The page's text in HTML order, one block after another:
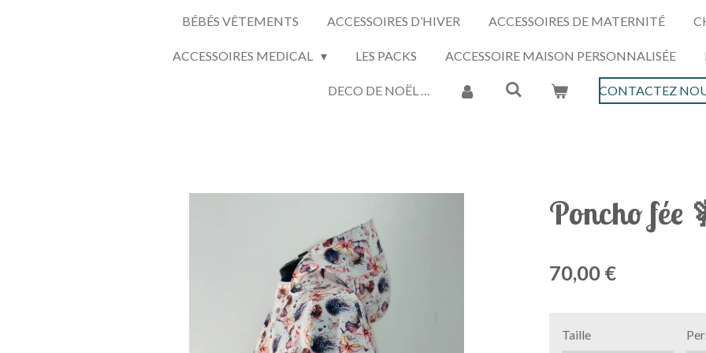
BÉBÉS VÊTEMENTS ACCESSOIRES D’HIVER ACCESSOIRES DE MATERNITÉ
ACCESSOIRES MEDICAL LES PACKS ACCESSOIRE MAISON PERSONNALISÉE
DECO DE NOËL … CONTACTEZ
Poncho fée
70,00 €
Taille